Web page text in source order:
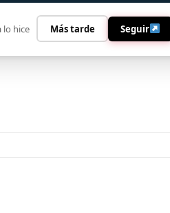
CONTACTO
lo hice Más tarde Seguir